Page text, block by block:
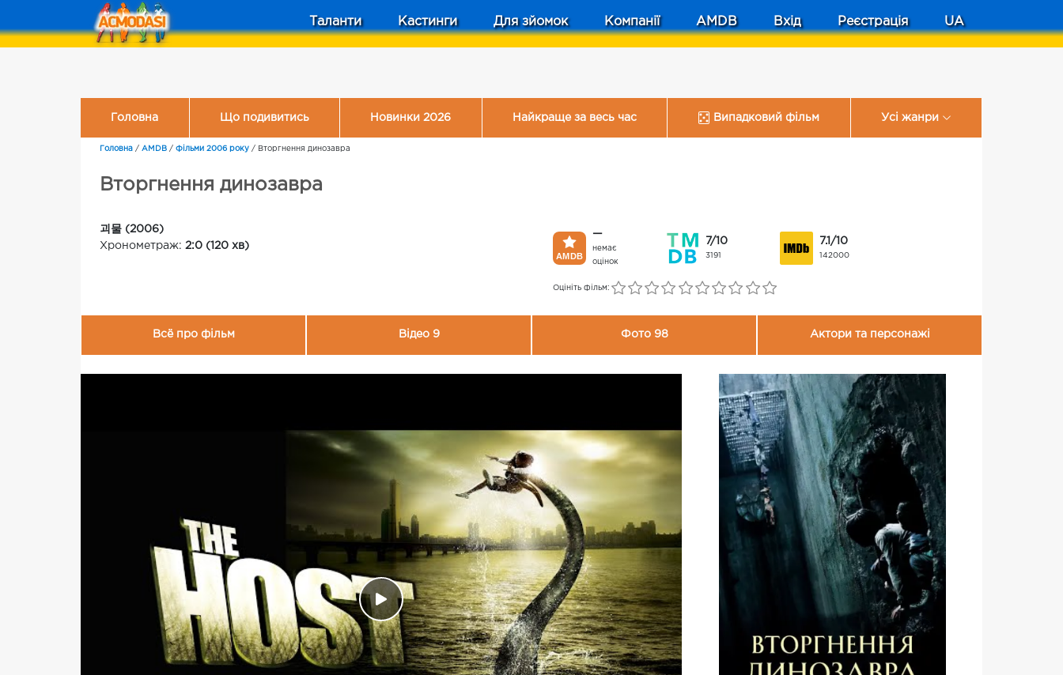
Таланти Кастинги Для зйомок Компанії AMDB Вхід Реєстрація UA
Головна Що подивитись Новинки 2026 Найкраще за весь час Випадковий фільм Усі жанри
Головна / AMDB / Фільми 2006 року / Вторгнення динозавра
Вторгнення динозавра
괴물 (2006)
Хронометраж: 2:0 (120 хв)
—
немає
оцінок
7/10
3191
7.1/10
142000
Оцініть фільм:
Всё про фільм Відео 9 Фото 98 Актори та персонажі